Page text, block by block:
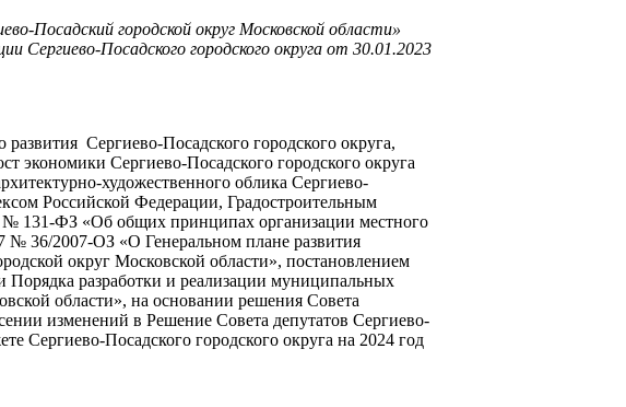
Посадский городской округ Московской области»
Посадского городского округа от 30.01.2023
Сергиево-Посадского городского округа,
экономики Сергиево-Посадского городского округа
художественного облика Сергиево-
Российской Федерации, Градостроительным
№ 131-ФЗ «Об общих принципах организации местного
№ 36/2007-ОЗ «О Генеральном плане развития
округ Московской области», постановлением
разработки и реализации муниципальных
области», на основании решения Совета
изменений в Решение Совета депутатов Сергиево-
Сергиево-Посадского городского округа на 2024 год